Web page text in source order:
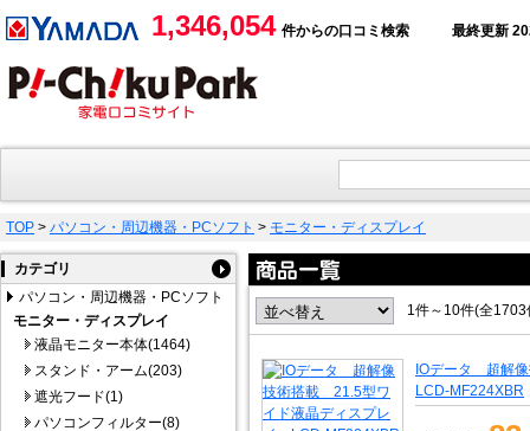
1,346,054 件からの口コミ検索 最終更新
TOP > パソコン・周辺機器・PCソフト > モニター・ディスプレイ
カテゴリ
パソコン・周辺機器・PCソフト
モニター・ディスプレイ
液晶モニター本体(1464)
スタンド・アーム(203)
遮光フード(1)
パソコンフィルター(8)
1件～10件(全
IOデータ 超解
LCD-MF224XBR